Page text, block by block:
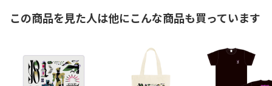
この商品を見た人は他にこんな商品も買っています